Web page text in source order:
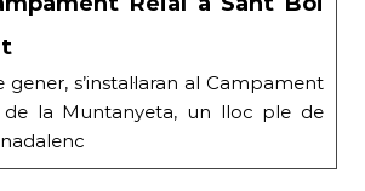
gener, s’instal·laran al Campament
de la Muntanyeta, un lloc ple de